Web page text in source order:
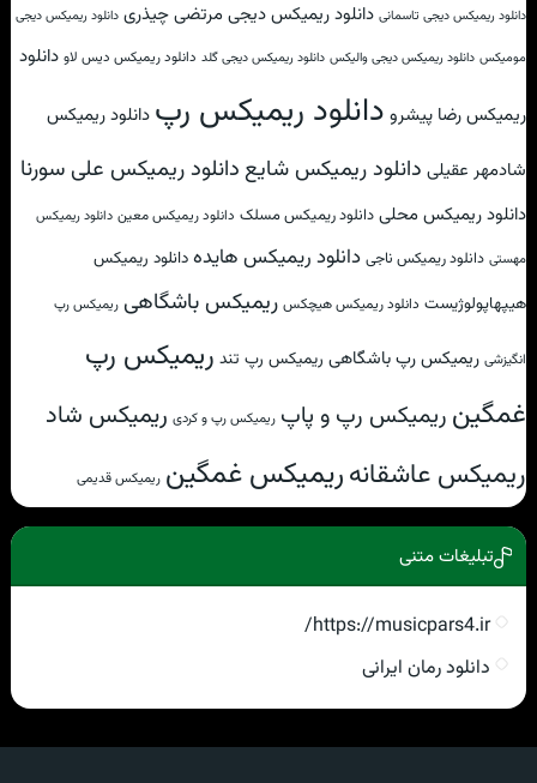
دانلود ریمیکس دیجی تاسمانی دانلود ریمیکس دیجی مرتضی چیذری دانلود ریمیکس دیجی
مومیکس دانلود ریمیکس دیجی والیکس دانلود ریمیکس دیجی گلد دانلود ریمیکس دیس لاو دانلود
ریمیکس رضا پیشرو دانلود ریمیکس رپ دانلود ریمیکس
شادمهر عقیلی دانلود ریمیکس شایع دانلود ریمیکس علی سورنا
دانلود ریمیکس محلی دانلود ریمیکس مسلک دانلود ریمیکس معین دانلود ریمیکس
مهستی دانلود ریمیکس ناجی دانلود ریمیکس هایدهدانلود ریمیکس
هیپهاپولوژیست دانلود ریمیکس هیچکس ریمیکس باشگاهی ریمیکس رپ
انگیزشی ریمیکس رپ باشگاهی ریمیکس رپ تند ریمیکس رپ
غمگین ریمیکس رپ و پاپ ریمیکس رپ و کردی ریمیکس شاد
ریمیکس عاشقانهریمیکس غمگین ریمیکس قدیمی
تبلیغات متنی
https://musicpars4.ir/
دانلود رمان ایرانی